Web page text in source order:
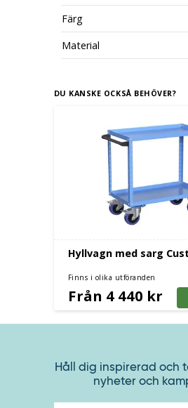
Färg
Material
DU KANSKE OCKSÅ BEHÖVER?
Hyllvagn med sarg
Finns i olika utföranden
Från 4 440 kr
Håll dig inspirerad och
nyheter och